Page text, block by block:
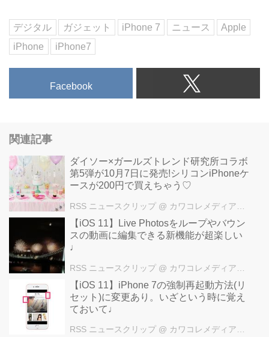
デジタル ガジェット iPhone 7 ニュース
Apple
iPhone
iPhone7
Facebook
関連記事
ダイソー×ガールズトレンド研究所コラボ
第5弾が10月7日に発売!シリコンiPhoneケ
ースが200円で買えちゃう♡
RSS ニュースクリップ @ カワコレメディア編集部
【iOS 11】Live Photosをループやバウン
スの動画に編集できる新機能が超楽しい
♩
RSS ニュースクリップ @ カワコレメディア編集部
【iOS 11】iPhone 7の強制再起動方法(リ
セット)に変更あり。いざという時に覚え
ておいて♩
RSS ニュースクリップ @ カワコレメディア編集部